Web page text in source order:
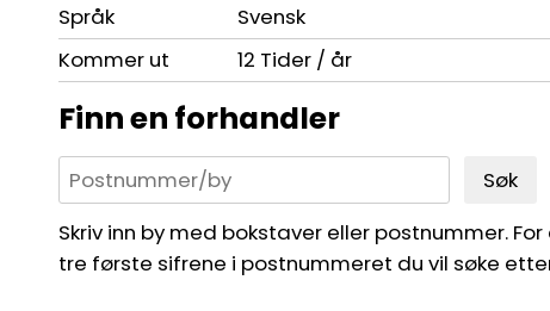
Språk
Svensk
Kommer ut
12 Tider / år
Finn en forhandler
Søk
Skriv inn by med bokstaver eller postnummer.
tre første sifrene i postnummeret du vil søke